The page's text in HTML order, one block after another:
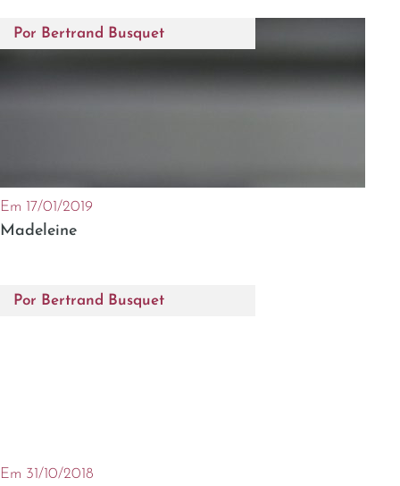
Por Bertrand Busquet
Em 17/01/2019
Madeleine
Por Bertrand Busquet
Em 31/10/2018